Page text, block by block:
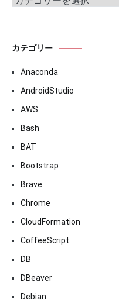
テ
ー
カテゴリー
Anaconda
AndroidStudio
AWS
Bash
BAT
Bootstrap
Brave
Chrome
CloudFormation
CoffeeScript
DB
DBeaver
Debian